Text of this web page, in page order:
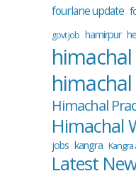
fourlane update
govt job hamirpur
Himachal
Himachal
jobs kangra
Latest